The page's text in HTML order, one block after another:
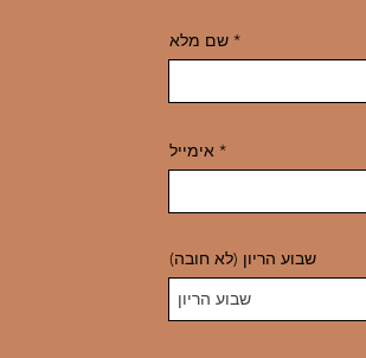
שם מלא
אימייל
שבוע הריון (לא חובה)